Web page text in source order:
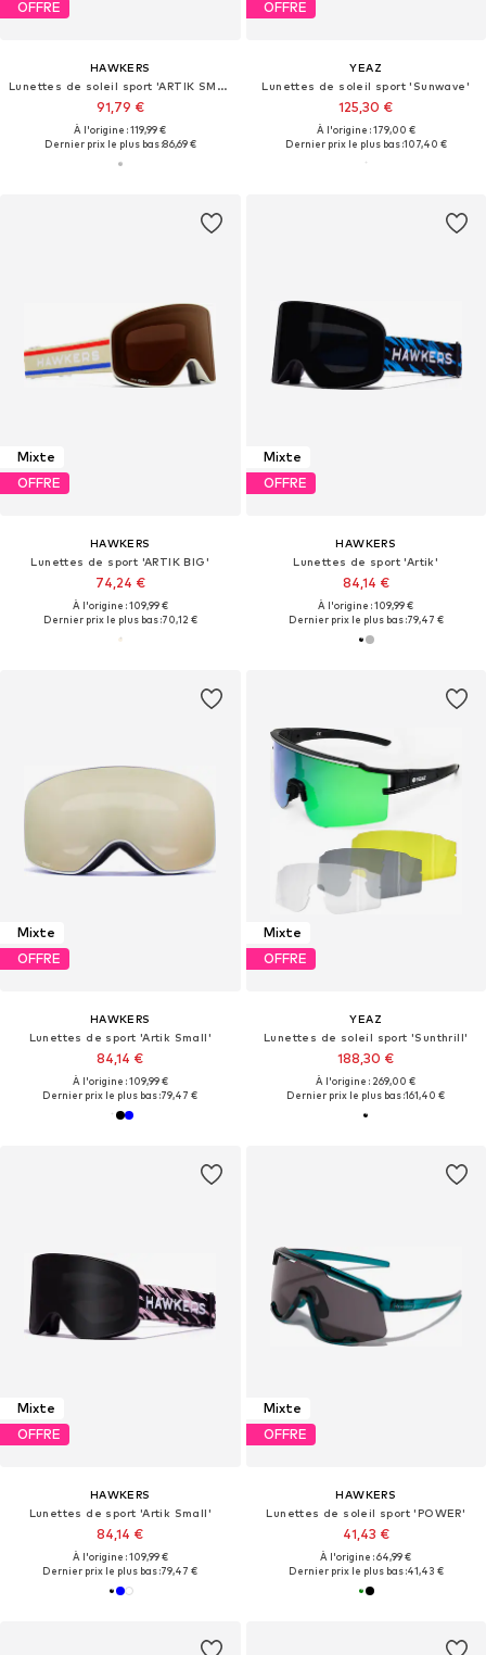
OFFRE
HAWKERS
Lunettes de soleil sport 'ARTIK SMALL'
91,79 €
À l'origine : 119,99 €
Dernier prix le plus bas :86,69 €
OFFRE
YEAZ
Lunettes de soleil sport 'Sunwave'
125,30 €
À l'origine : 179,00 €
Dernier prix le plus bas :107,40 €
Mixte
OFFRE
HAWKERS
Lunettes de sport 'ARTIK BIG'
74,24 €
À l'origine : 109,99 €
Dernier prix le plus bas :70,12 €
Mixte
OFFRE
HAWKERS
Lunettes de sport 'Artik'
84,14 €
À l'origine : 109,99 €
Dernier prix le plus bas :79,47 €
Mixte
OFFRE
HAWKERS
Lunettes de sport 'Artik Small'
84,14 €
À l'origine : 109,99 €
Dernier prix le plus bas :79,47 €
Mixte
OFFRE
YEAZ
Lunettes de soleil sport 'Sunthrill'
188,30 €
À l'origine : 269,00 €
Dernier prix le plus bas :161,40 €
Mixte
OFFRE
HAWKERS
Lunettes de sport 'Artik Small'
84,14 €
À l'origine : 109,99 €
Dernier prix le plus bas :79,47 €
Mixte
OFFRE
HAWKERS
Lunettes de soleil sport 'POWER'
41,43 €
À l'origine : 64,99 €
Dernier prix le plus bas :41,43 €